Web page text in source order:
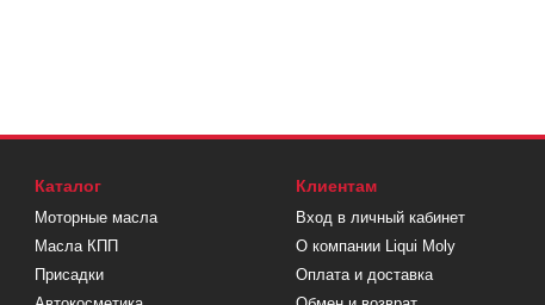
Каталог
Моторные масла
Масла КПП
Присадки
Клиентам
Вход в личный кабинет
О компании Liqui Moly
Оплата и доставка